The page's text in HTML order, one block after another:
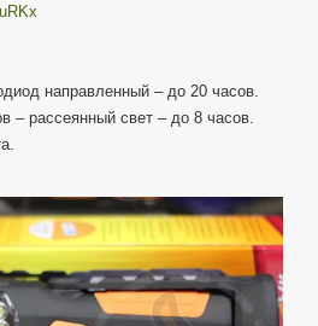
направленный – до 20 часов.
– рассеянный свет – до 8 часов.